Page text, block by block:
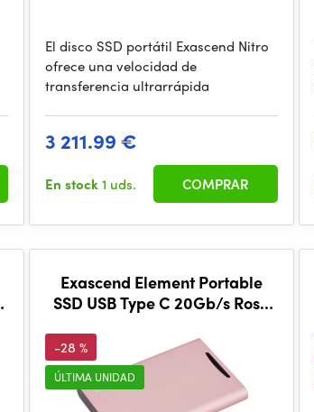
El disco SSD portátil Exascend Nitro
ofrece una velocidad de
transferencia ultrarrápida
3 211.99 €
En stock1 uds. COMPRAR
Exascend Element Portable
SSD USB Type C 20Gb/s Rose
-28 %
ÚLTIMA UNIDAD